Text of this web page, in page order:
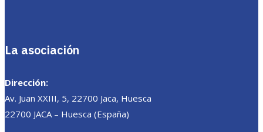
La asociación
Dirección:
Av. Juan XXIII, 5, 22700 Jaca, Huesca
22700 JACA – Huesca (España)